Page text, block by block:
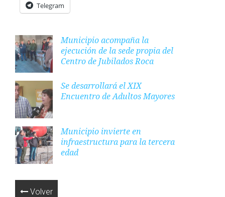
Telegram
Municipio acompaña la
ejecución de la sede propia del
Centro de Jubilados Roca
Se desarrollará el XIX
Encuentro de Adultos Mayores
Municipio invierte en
infraestructura para la tercera
edad
Volver